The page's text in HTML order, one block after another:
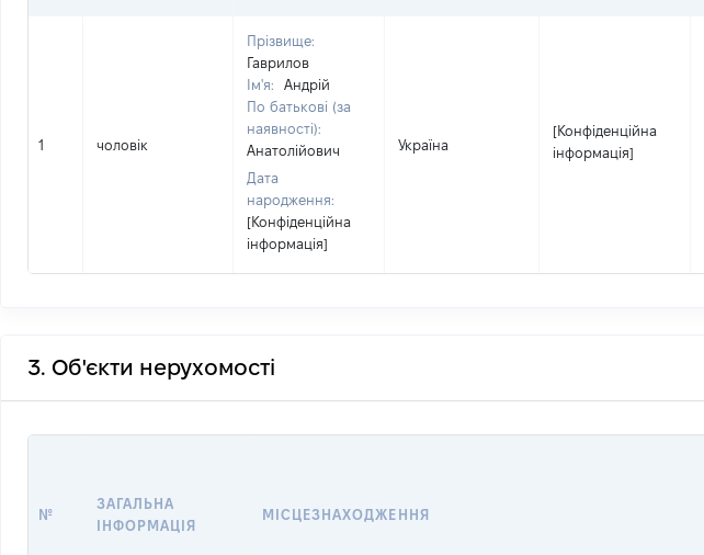
1 чоловік
Прізвище:
Гаврилов
Ім'я:
Андрій
По батькові (за
наявності):
Анатолійович
Дата
народження:
[Конфіденційна
інформація]
Україна
[Конфіденційна
інформація]
3. Об'єкти нерухомості
№
ЗАГАЛЬНА
ІНФОРМАЦІЯ
МІСЦЕЗНАХОДЖЕННЯ